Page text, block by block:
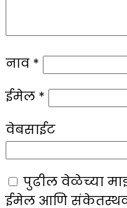
नाव *
ईमेल *
वेबसाईट
पुढील वेळेच्या
ईमेल आणि संकेतस्थळ